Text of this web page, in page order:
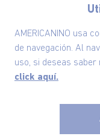
AMERICANINO usa
de navegación. Al
uso, si deseas
click aquí.
Nuestra Marca